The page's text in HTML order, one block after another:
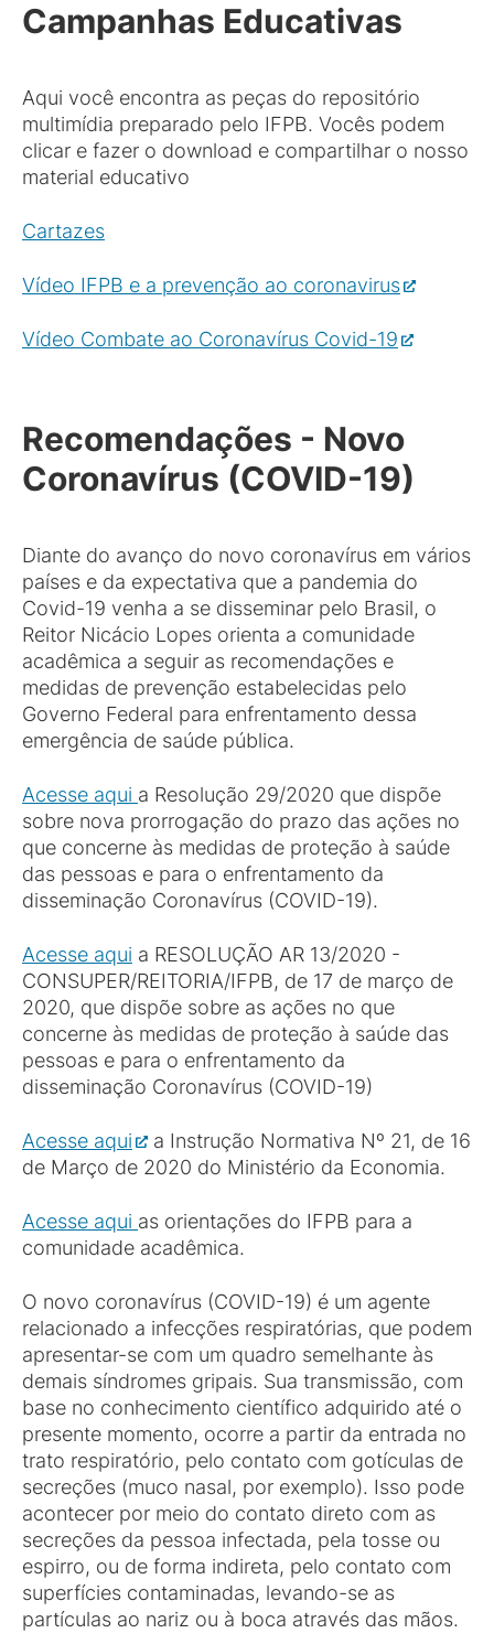
Campanhas Educativas
Aqui você encontra as peças do repositório
multimídia preparado pelo IFPB. Vocês podem
clicar e fazer o download e compartilhar o nosso
material educativo
Cartazes
Vídeo IFPB e a prevenção ao coronavirus
Vídeo Combate ao Coronavírus Covid-19
Recomendações - Novo
Coronavírus (COVID-19)
Diante do avanço do novo coronavírus em vários
países e da expectativa que a pandemia do
Covid-19 venha a se disseminar pelo Brasil, o
Reitor Nicácio Lopes orienta a comunidade
acadêmica a seguir as recomendações e
medidas de prevenção estabelecidas pelo
Governo Federal para enfrentamento dessa
emergência de saúde pública.
Acesse aqui a Resolução 29/2020 que dispõe
sobre nova prorrogação do prazo das ações no
que concerne às medidas de proteção à saúde
das pessoas e para o enfrentamento da
disseminação Coronavírus (COVID-19).
Acesse aqui a RESOLUÇÃO AR 13/2020 -
CONSUPER/REITORIA/IFPB, de 17 de março de
2020, que dispõe sobre as ações no que
concerne às medidas de proteção à saúde das
pessoas e para o enfrentamento da
disseminação Coronavírus (COVID-19)
Acesse aqui
a Instrução Normativa Nº 21, de 16
de Março de 2020 do Ministério da Economia.
Acesse aqui as orientações do IFPB para a
comunidade acadêmica.
O novo coronavírus (COVID-19) é um agente
relacionado a infecções respiratórias, que podem
apresentar-se com um quadro semelhante às
demais síndromes gripais. Sua transmissão, com
base no conhecimento científico adquirido até o
presente momento, ocorre a partir da entrada no
trato respiratório, pelo contato com gotículas de
secreções (muco nasal, por exemplo). Isso pode
acontecer por meio do contato direto com as
secreções da pessoa infectada, pela tosse ou
espirro, ou de forma indireta, pelo contato com
superfícies contaminadas, levando-se as
partículas ao nariz ou à boca através das mãos.